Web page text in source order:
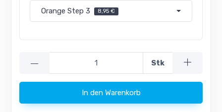
Orange Step 3 8,95 €
— Stk
In den Warenkorb